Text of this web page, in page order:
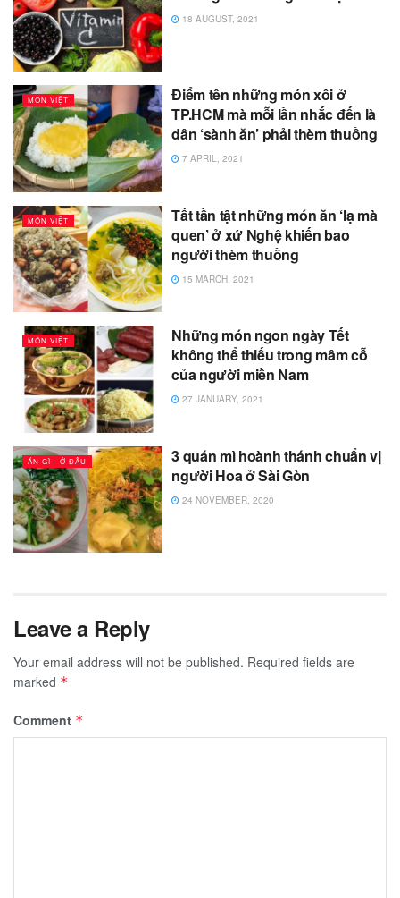
18 AUGUST, 2021
MÓN VIỆT
Điểm tên những món xôi ở
TP.HCM mà mỗi lần nhắc đến là
dân ‘sành ăn’ phải thèm thuồng
7 APRIL, 2021
MÓN VIỆT
Tất tần tật những món ăn ‘lạ mà
quen’ ở xứ Nghệ khiến bao
người thèm thuồng
15 MARCH, 2021
MÓN VIỆT
Những món ngon ngày Tết
không thể thiếu trong mâm cỗ
của người miền Nam
27 JANUARY, 2021
ĂN GÌ - Ở ĐÂU
3 quán mì hoành thánh chuẩn vị
người Hoa ở Sài Gòn
24 NOVEMBER, 2020
Leave a Reply
Your email address will not be published. Required fields are
marked *
Comment *